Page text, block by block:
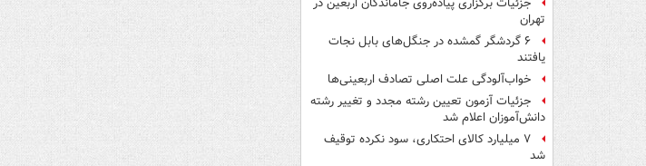
جزئیات برگزاری پیاده‌روی جاماندگان اربعین در
تهران
۶ گردشگر گمشده در جنگل‌های بابل نجات
یافتند
خواب‌آلودگی علت اصلی تصادف اربعینی‌ها
جزئیات آزمون تعیین رشته مجدد و تغییر رشته
دانش‌آموزان اعلام شد
۷ میلیارد کالای احتکاری، سود نکرده توقیف
شد